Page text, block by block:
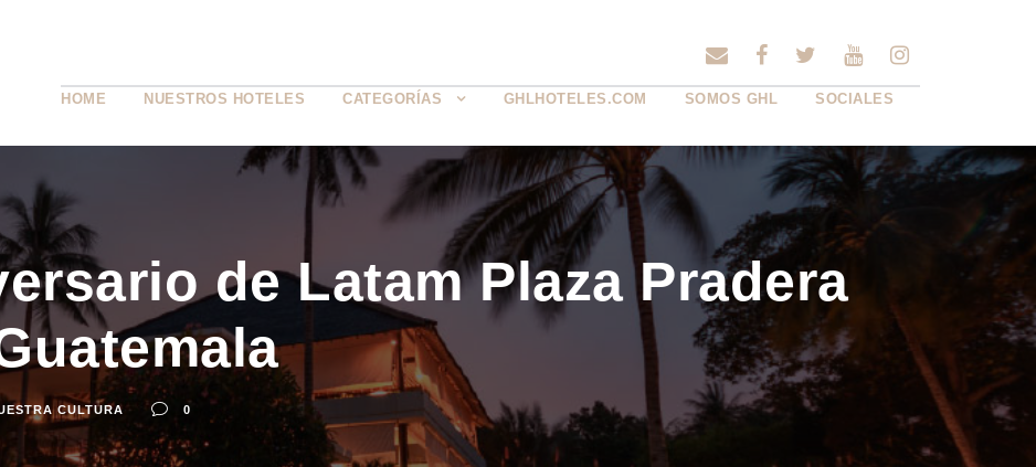
HOME NUESTROS HOTELES CATEGORÍAS GHLHOTELES.COM SOMOS GHL SOCIALES
de Latam Plaza Pradera
CULTURA 0